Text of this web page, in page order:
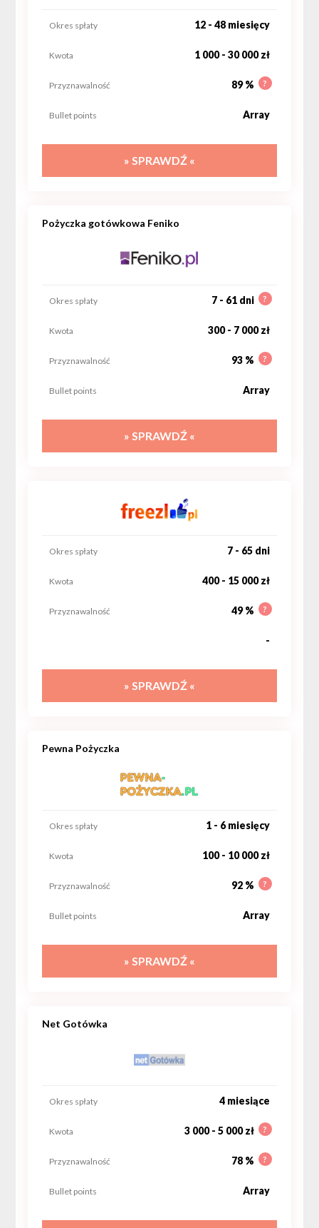
12 - 48 miesięcy
Okres spłaty
1 000 - 30 000 zł
Kwota
89 % ?
Przyznawalność
Array
Bullet points
» SPRAWDŹ «
Pożyczka gotówkowa Feniko
7 - 61 dni ?
Okres spłaty
300 - 7 000 zł
Kwota
93 % ?
Przyznawalność
Array
Bullet points
» SPRAWDŹ «
7 - 65 dni
Okres spłaty
400 - 15 000 zł
Kwota
49 % ?
Przyznawalność
-
» SPRAWDŹ «
Pewna Pożyczka
1 - 6 miesięcy
Okres spłaty
100 - 10 000 zł
Kwota
92 % ?
Przyznawalność
Array
Bullet points
» SPRAWDŹ «
Net Gotówka
4 miesiące
Okres spłaty
3 000 - 5 000 zł ?
Kwota
78 % ?
Przyznawalność
Array
Bullet points